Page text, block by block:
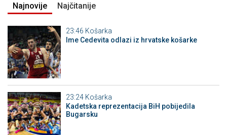
Najnovije Najčitanije
23:46 Košarka
Ime Cedevita odlazi iz hrvatske košarke
23:24 Košarka
Kadetska reprezentacija BiH pobijedila
Bugarsku